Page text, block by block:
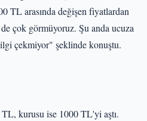
TL arasında değişen fiyatlardan
çok görmüyoruz. Şu anda ucuza
çekmiyor" şeklinde konuştu.
TL, kurusu ise 1000 TL'yi aştı.